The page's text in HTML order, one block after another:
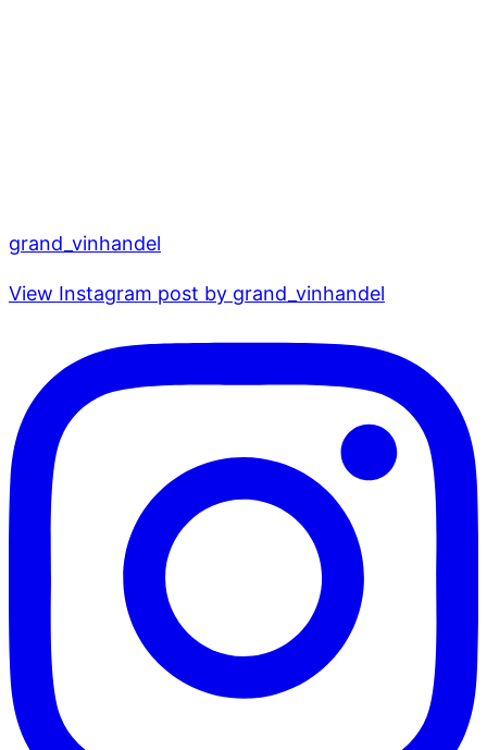
grand_vinhandel
View Instagram post by grand_vinhandel